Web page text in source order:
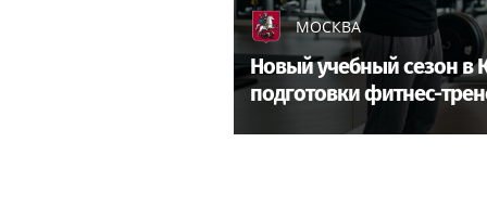
МОСКВА
Новый учебный сезон в
подготовки фитнес-